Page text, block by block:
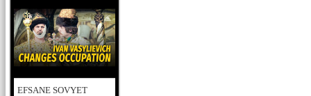
EFSANE SOVYET